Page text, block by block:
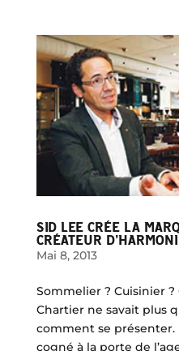
SID LEE CRÉE LA
CRÉATEUR
Mai 8, 2013
Sommelier ? Cuisinier
Chartier ne savait plus
comment se présenter.
cogné à la porte de